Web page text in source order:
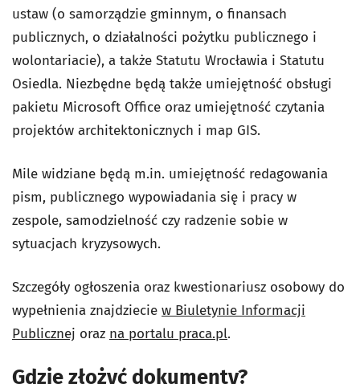
ustaw (o samorządzie gminnym, o finansach
publicznych, o działalności pożytku publicznego i
wolontariacie), a także Statutu Wrocławia i Statutu
Osiedla. Niezbędne będą także umiejętność obsługi
pakietu Microsoft Office oraz umiejętność czytania
projektów architektonicznych i map GIS.
Mile widziane będą m.in. umiejętność redagowania
pism, publicznego wypowiadania się i pracy w
zespole, samodzielność czy radzenie sobie w
sytuacjach kryzysowych.
Szczegóły ogłoszenia oraz kwestionariusz osobowy do
wypełnienia znajdziecie w Biuletynie Informacji
Publicznej oraz na portalu praca.pl.
Gdzie złożyć dokumenty?